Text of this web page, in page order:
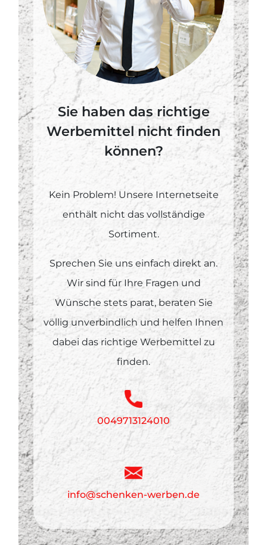
Sie haben das richtige
Werbemittel nicht finden
können?
Kein Problem! Unsere Internetseite
enthält nicht das vollständige
Sortiment.
Sprechen Sie uns einfach direkt an.
Wir sind für Ihre Fragen und
Wünsche stets parat, beraten Sie
völlig unverbindlich und helfen Ihnen
dabei das richtige Werbemittel zu
finden.
0049713124010
info@schenken-werben.de